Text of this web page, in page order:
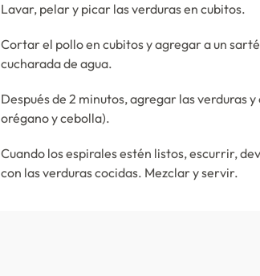
Lavar, pelar y picar las verduras en cubitos.
Cortar el pollo en cubitos y agregar a un
cucharada de agua.
Después de 2 minutos, agregar las verduras
orégano y cebolla).
Cuando los espirales estén listos, escurrir,
con las verduras cocidas. Mezclar y servir.